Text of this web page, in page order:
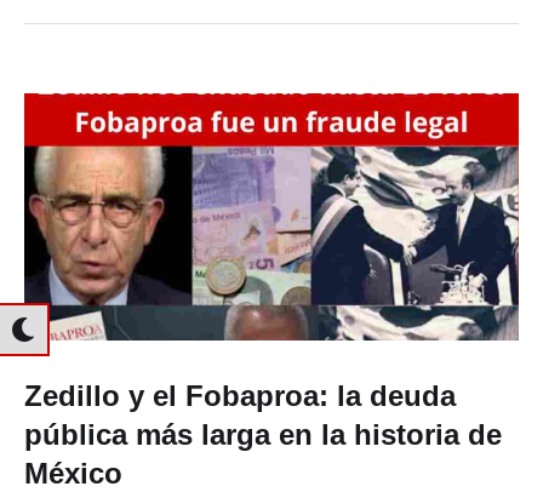
Zedillo y el Fobaproa: la deuda
pública más larga en la historia de
México